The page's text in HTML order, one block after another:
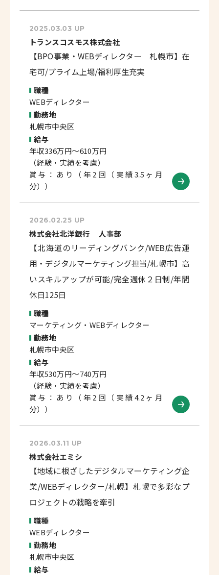
2025.03.03 UP
トランスコスモス株式会社
【BPO事業・WEBディレクター 札幌市】在
宅可/プライム上場/福利厚生充実
職種
WEBディレクター
勤務地
札幌市中央区
給与
年収336万円～610万円
（経験・実績を考慮）
賞与：あり（年2回（実績3.5ヶ月
分））
2026.02.25 UP
株式会社北洋銀行 人事部
【北海道のリーディングバンク/WEB広告運
用・デジタルマーケティング担当/札幌市】高
いスキルアップが可能/完全週休２日制/年間
休日125日
職種
マーケティング・WEBディレクター
勤務地
札幌市中央区
給与
年収530万円～740万円
（経験・実績を考慮）
賞与：あり（年2回（実績4.2ヶ月
分））
2026.03.11 UP
株式会社エミシ
【地域に根ざしたデジタルマーケティング企
業/WEBディレクター/札幌】札幌で多彩なプ
ロジェクトの戦略を牽引
職種
WEBディレクター
勤務地
札幌市中央区
給与